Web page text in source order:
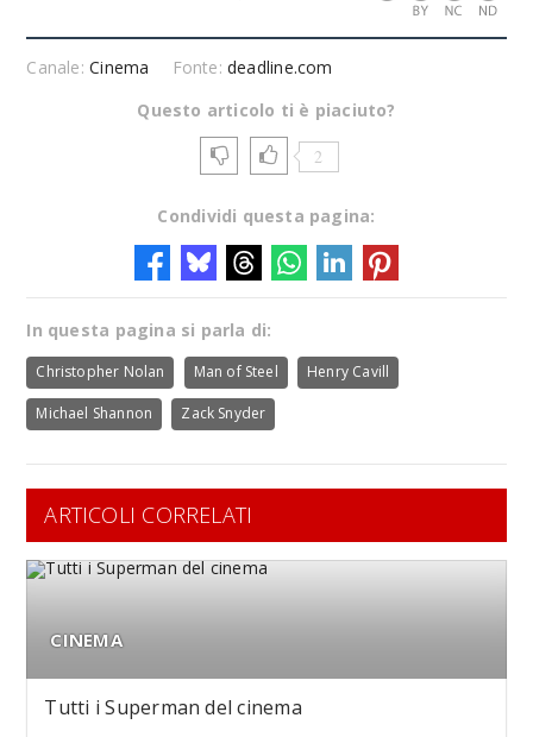
Canale:Cinema Fonte:deadline.com
Questo articolo ti è piaciuto?
2
Condividi questa pagina:
In questa pagina si parla di:
Christopher Nolan Man of Steel Henry Cavill
Michael Shannon Zack Snyder
ARTICOLI CORRELATI
CINEMA
Tutti i Superman del cinema